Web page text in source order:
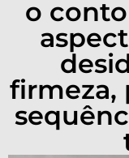
o
firmeza,